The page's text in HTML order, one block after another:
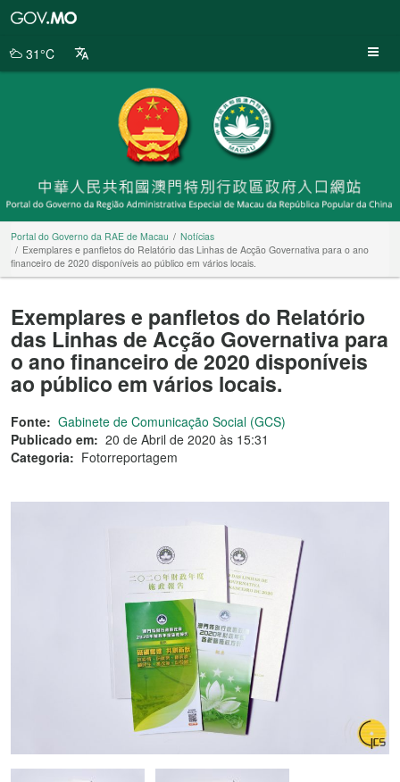
da
31°C
Portal do Governo da RAE de Macau
Notícias
Exemplares e panfletos do Relatório das Linhas de Acção Governativa para o ano
financeiro de 2020 disponíveis ao público em vários locais.
Exemplares e panfletos do Relatório
das Linhas de Acção Governativa para
o ano financeiro de 2020 disponíveis
ao público em vários locais.
Fonte: Gabinete de Comunicação Social (GCS)
Publicado em: 20 de Abril de 2020 às 15:31
Categoria: Fotorreportagem